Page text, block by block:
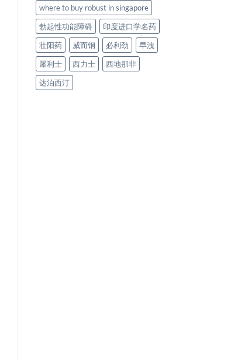
where to buy robust in singapore
勃起性功能障碍
印度进口学名药
壮阳药
威而钢 必利劲
早洩
犀利士
西力士
西地那非
达泊西汀